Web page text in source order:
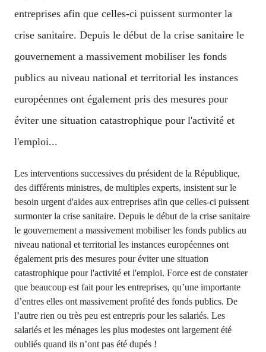
entreprises afin que celles-ci puissent surmonter la
crise sanitaire. Depuis le début de la crise sanitaire le
gouvernement a massivement mobiliser les fonds
publics au niveau national et territorial les instances
européennes ont également pris des mesures pour
éviter une situation catastrophique pour l'activité et
l'emploi...
Les interventions successives du président de la République,
des différents ministres, de multiples experts, insistent sur le
besoin urgent d'aides aux entreprises afin que celles-ci puissent
surmonter la crise sanitaire. Depuis le début de la crise sanitaire
le gouvernement a massivement mobiliser les fonds publics au
niveau national et territorial les instances européennes ont
également pris des mesures pour éviter une situation
catastrophique pour l'activité et l'emploi. Force est de constater
que beaucoup est fait pour les entreprises, qu’une importante
d’entres elles ont massivement profité des fonds publics. De
l’autre rien ou très peu est entrepris pour les salariés. Les
salariés et les ménages les plus modestes ont largement été
oubliés quand ils n’ont pas été dupés !